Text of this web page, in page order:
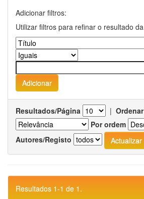
Adicionar filtros:
Utilizar filtros para refinar o resultado
Resultados/Página |
Por ordem
Autores/Registo
Resultados 1-1 de 1.